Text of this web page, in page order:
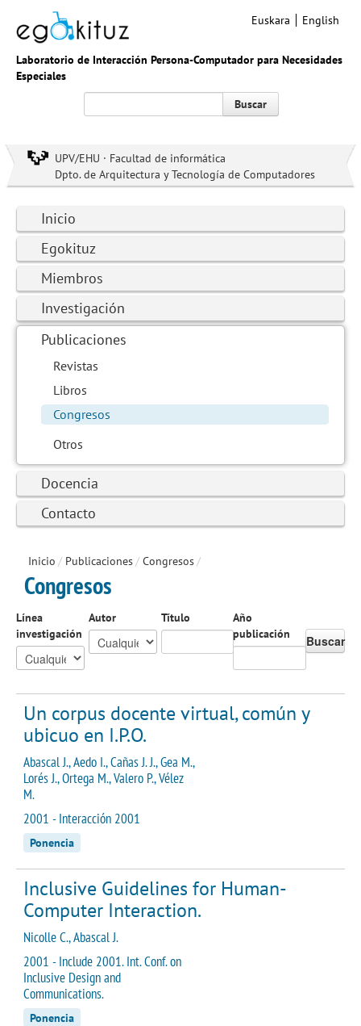
Laboratorio de Interacción Persona-Computador para Necesidades
Especiales
Euskara English
Buscar
UPV/EHU · Facultad de informática
Dpto. de Arquitectura y Tecnología de Computadores
Inicio
Egokituz
Miembros
Investigación
Publicaciones
Revistas
Libros
Congresos
Otros
Docencia
Contacto
Inicio / Publicaciones/ Congresos/
Congresos
Línea
investigación
Autor Título
Año
publicación
Buscar
Un corpus docente virtual, común y
ubicuo en I.P.O.
Abascal J., Aedo I., Cañas J. J., Gea M.,
Lorés J., Ortega M., Valero P., Vélez
M.
2001 - Interacción 2001
Ponencia
Inclusive Guidelines for Human-
Computer Interaction.
Nicolle C., Abascal J.
2001 - Include 2001. Int. Conf. on
Inclusive Design and
Communications.
Ponencia